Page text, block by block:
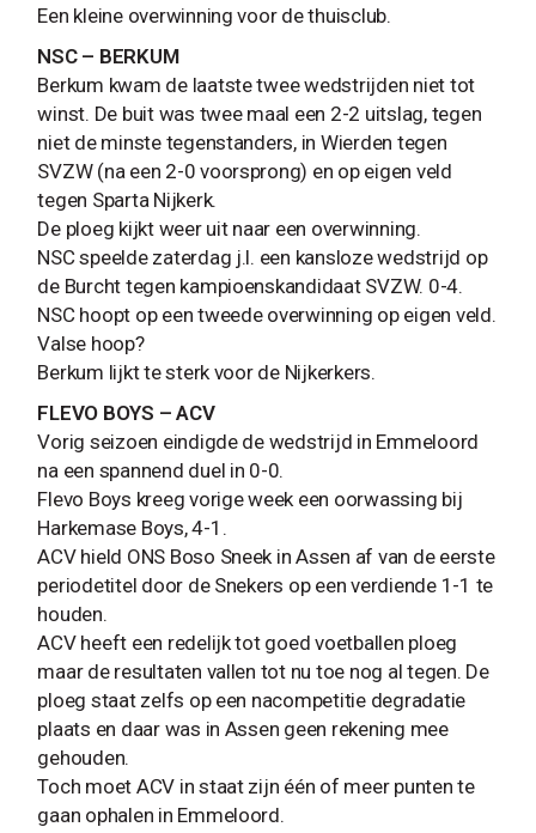
Een kleine overwinning voor de thuisclub.
NSC – BERKUM
Berkum kwam de laatste twee wedstrijden niet tot
winst. De buit was twee maal een 2-2 uitslag, tegen
niet de minste tegenstanders, in Wierden tegen
SVZW (na een 2-0 voorsprong) en op eigen veld
tegen Sparta Nijkerk.
De ploeg kijkt weer uit naar een overwinning.
NSC speelde zaterdag j.l. een kansloze wedstrijd op
de Burcht tegen kampioenskandidaat SVZW. 0-4.
NSC hoopt op een tweede overwinning op eigen veld.
Valse hoop?
Berkum lijkt te sterk voor de Nijkerkers.
FLEVO BOYS – ACV
Vorig seizoen eindigde de wedstrijd in Emmeloord
na een spannend duel in 0-0.
Flevo Boys kreeg vorige week een oorwassing bij
Harkemase Boys, 4-1.
ACV hield ONS Boso Sneek in Assen af van de eerste
periodetitel door de Snekers op een verdiende 1-1 te
houden.
ACV heeft een redelijk tot goed voetballen ploeg
maar de resultaten vallen tot nu toe nog al tegen. De
ploeg staat zelfs op een nacompetitie degradatie
plaats en daar was in Assen geen rekening mee
gehouden.
Toch moet ACV in staat zijn één of meer punten te
gaan ophalen in Emmeloord.